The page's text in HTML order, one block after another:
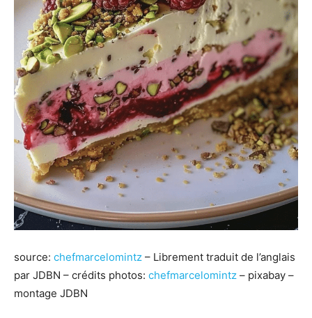
source: chefmarcelomintz – Librement traduit de l’anglais
par JDBN – crédits photos: chefmarcelomintz – pixabay –
montage JDBN